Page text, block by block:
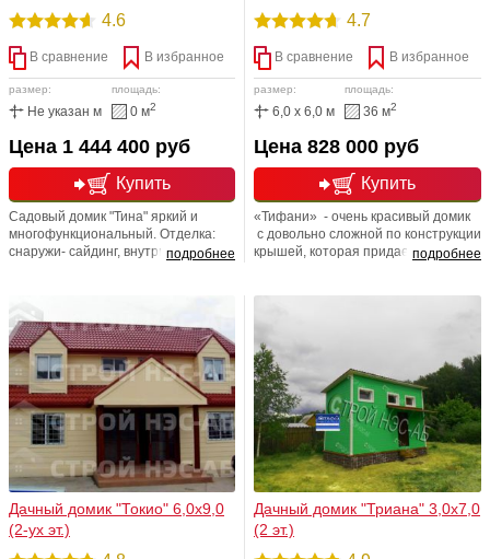
4.6
В сравнение В избранное
размер:
Не указан м
площадь:
0 м2
Купить
Цена 1 444 400 руб
подробнее
Садовый домик "Тина" яркий и
многофункциональный. Отделка:
снаружи- сайдинг, внутри - вагонкой
4.7
В сравнение В избранное
размер:
6,0 x 6,0 м
площадь:
36 м2
Купить
Цена 828 000 руб
подробнее
«Тифани» - очень красивый домик
с довольно сложной по конструкции
крышей, которая придает ему
кровлей на первом этаже и
небольшая комната на втором.
Максимальная высота потолка на
втором этаже – 2,7 метра.
Дачный домик "Токио" 6,0х9,0
(2-ух эт.)
Дачный домик "Триана" 3,0х7,0
(2 эт.)